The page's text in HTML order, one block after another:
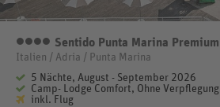
4 Sterne
Sentido Punta Marina Premium
Italien / Adria / Punta Marina
5 Nächte, August - September 2026
Camp- Lodge Comfort, Ohne Verpflegung
inkl. Flug